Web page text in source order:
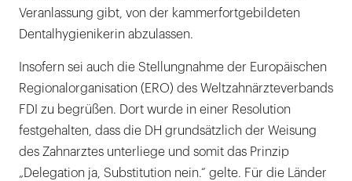
Veranlassung gibt, von der kammerfortgebildeten
Dentalhygienikerin abzulassen.
Insofern sei auch die Stellungnahme der Europäischen
Regionalorganisation (ERO) des Weltzahnärzteverbands
FDI zu begrüßen. Dort wurde in einer Resolution
festgehalten, dass die DH grundsätzlich der Weisung
des Zahnarztes unterliege und somit das Prinzip
„Delegation ja, Substitution nein.“ gelte. Für die Länder